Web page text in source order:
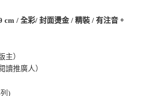
cm / 全彩/ 封面燙金 / 精裝 / 有注音。
主）
讀推廣人）
)